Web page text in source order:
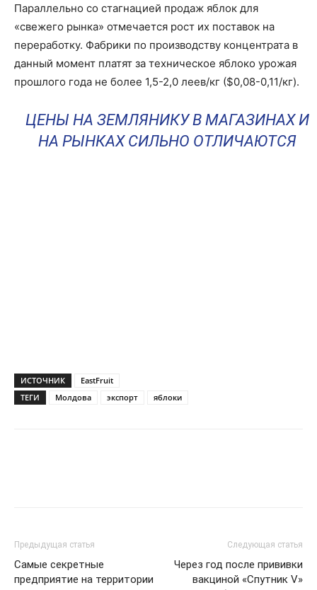
Параллельно со стагнацией продаж яблок для
«свежего рынка» отмечается рост их поставок на
переработку. Фабрики по производству концентрата в
данный момент платят за техническое яблоко урожая
прошлого года не более 1,5-2,0 леев/кг ($0,08-0,11/кг).
ЦЕНЫ НА ЗЕМЛЯНИКУ В МАГАЗИНАХ И
НА РЫНКАХ СИЛЬНО ОТЛИЧАЮТСЯ
ИСТОЧНИК
EastFruit
ТЕГИ
Молдова экспорт яблоки
Предыдущая статья
Самые секретные
предприятие на территории
Следующая статья
Через год после прививки
вакциной «Спутник V»